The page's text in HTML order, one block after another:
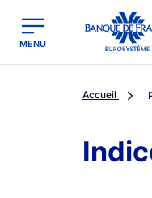
Banque de France -
MENU
Accueil